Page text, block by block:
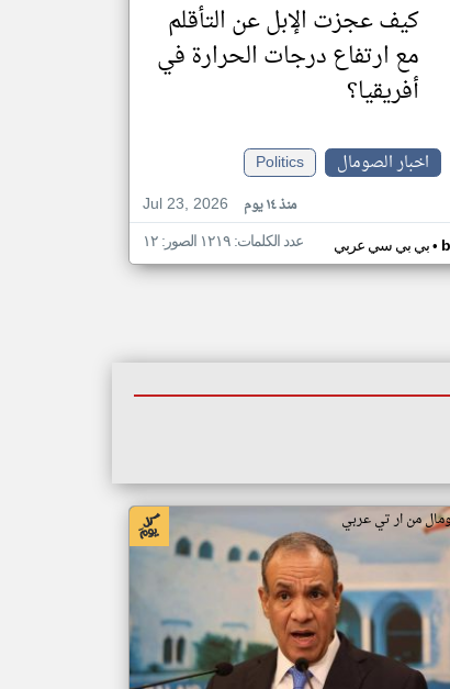
كيف عجزت الإبل عن التأقلم
مع ارتفاع درجات الحرارة في
أفريقيا؟
اخبار الصومال
Politics
Jul 23, 2026
منذ ١٤ يوم
بي بي سي عربي• عدد الكلمات: ١٢١٩ الصور: ١٢
من ار تي عربي